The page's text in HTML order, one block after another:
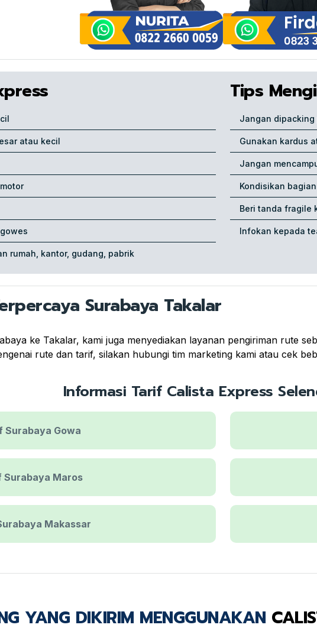
atau kecil
rumah, kantor, gudang, pabrik
Tips
Jangan
Gunakan kardus
Jangan
Kondisikan
Beri tanda fragile
Infokan kepada
Surabaya Takalar
ke Takalar, kami juga menyediakan layanan pengiriman rute
rute dan tarif, silakan hubungi tim marketing kami atau cek
Informasi Tarif Calista Express
Surabaya Gowa
Surabaya Maros
Makassar
YANG DIKIRIM MENGGUNAKAN